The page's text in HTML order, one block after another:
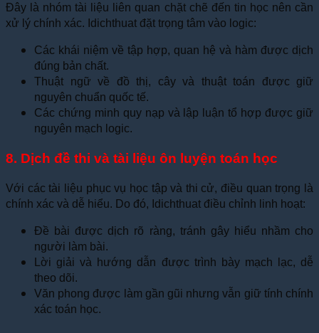
Đây là nhóm tài liệu liên quan chặt chẽ đến tin học nên cần
xử lý chính xác. Idichthuat đặt trọng tâm vào logic:
Các khái niệm về tập hợp, quan hệ và hàm được dịch
đúng bản chất.
Thuật ngữ về đồ thị, cây và thuật toán được giữ
nguyên chuẩn quốc tế.
Các chứng minh quy nạp và lập luận tổ hợp được giữ
nguyên mạch logic.
8. Dịch đề thi và tài liệu ôn luyện toán học
Với các tài liệu phục vụ học tập và thi cử, điều quan trọng là
chính xác và dễ hiểu. Do đó, Idichthuat điều chỉnh linh hoạt:
Đề bài được dịch rõ ràng, tránh gây hiểu nhầm cho
người làm bài.
Lời giải và hướng dẫn được trình bày mạch lạc, dễ
theo dõi.
Văn phong được làm gần gũi nhưng vẫn giữ tính chính
xác toán học.